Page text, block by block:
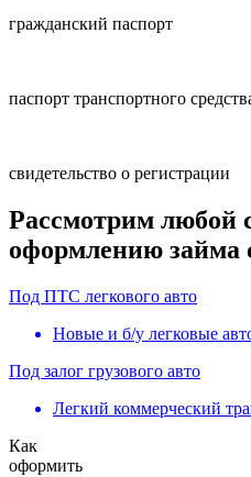
гражданский паспорт
паспорт транспортного
свидетельство о регистрации
Рассмотрим любой
оформлению
Под ПТС легкового авто
Новые и б/у легковые
Под залог грузового авто
Легкий коммерческий
Как
оформить